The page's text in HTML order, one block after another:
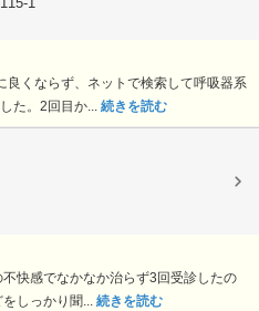
くならず、ネットで検索して呼吸器系
た。2回目か... 続きを読む
快感でなかなか治らず3回受診したの
しっかり聞... 続きを読む